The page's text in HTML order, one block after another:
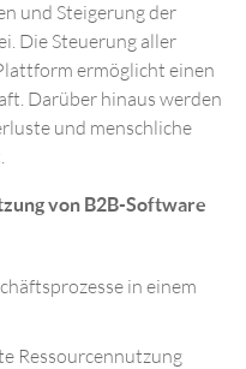
und Steigerung der
Die Steuerung aller
ermöglicht einen
Darüber hinaus werden
und menschliche
von B2B-Software
in einem
Ressourcennutzung